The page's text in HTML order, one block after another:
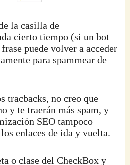
la casilla de
cierto tiempo (si un bot
puede volver a acceder
para spammear de
tracbacks, no creo que
y te traerán más spam, y
SEO tampoco
enlaces de ida y vuelta.
o clase del CheckBox y